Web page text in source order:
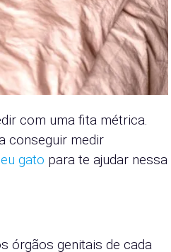
com uma fita métrica.
conseguir medir
gato para te ajudar nessa
órgãos genitais de cada